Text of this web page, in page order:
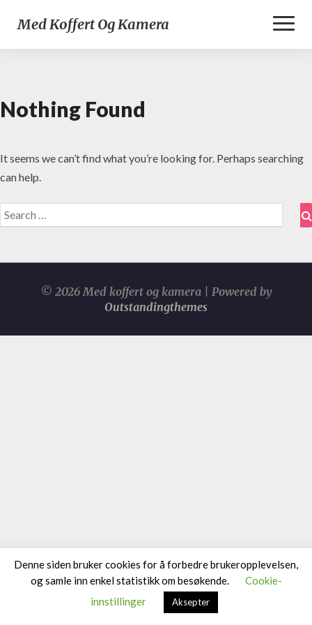
Med Koffert Og Kamera
Nothing
Found
Nothing Found
It seems we can’t find what you’re looking for. Perhaps searching
can help.
Search
for:
© 2026 Med koffert og kamera | Powered by
Outstandingthemes
Denne siden bruker cookies for å forbedre brukeropplevelsen,
og samle inn enkel statistikk om besøkende.
Cookie-
innstillinger
Aksepter